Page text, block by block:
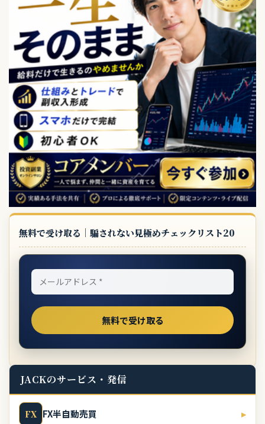
無料で受け取る｜騙されない見極めチェックリスト20
JACKのサービス・発信
FX FX半自動売買 ▸